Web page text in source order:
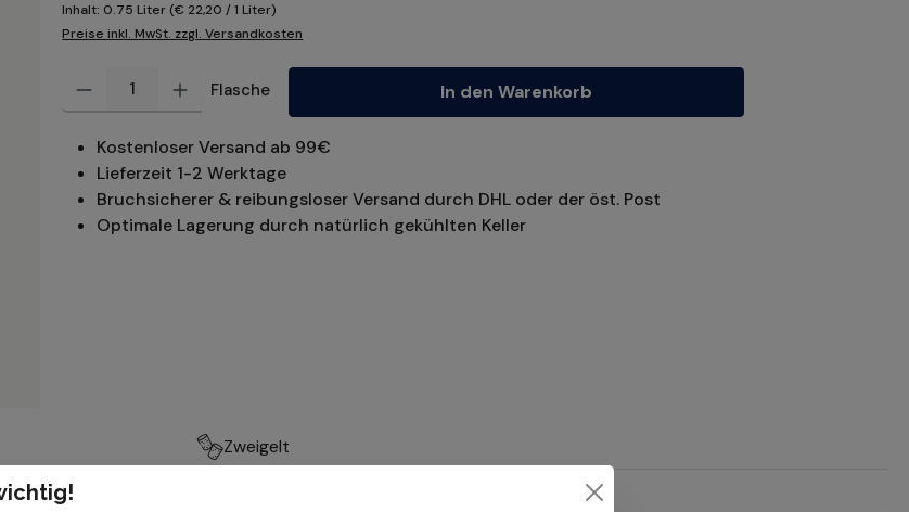
Inhalt: 0.75 Liter (€ 22,20 / 1 Liter)
Preise inkl. MwSt. zzgl. Versandkosten
Produkt Anzahl: Gib den gewünschten Wert ein oder benutze die Schaltflächen um die Anzahl zu erhöhen oder zu reduzieren.
Flasche In den Warenkorb
Kostenloser Versand ab 99€
Lieferzeit 1-2 Werktage
Bruchsicherer & reibungsloser Versand durch DHL oder der öst. Post
Optimale Lagerung durch natürlich gekühlten Keller
Zweigelt